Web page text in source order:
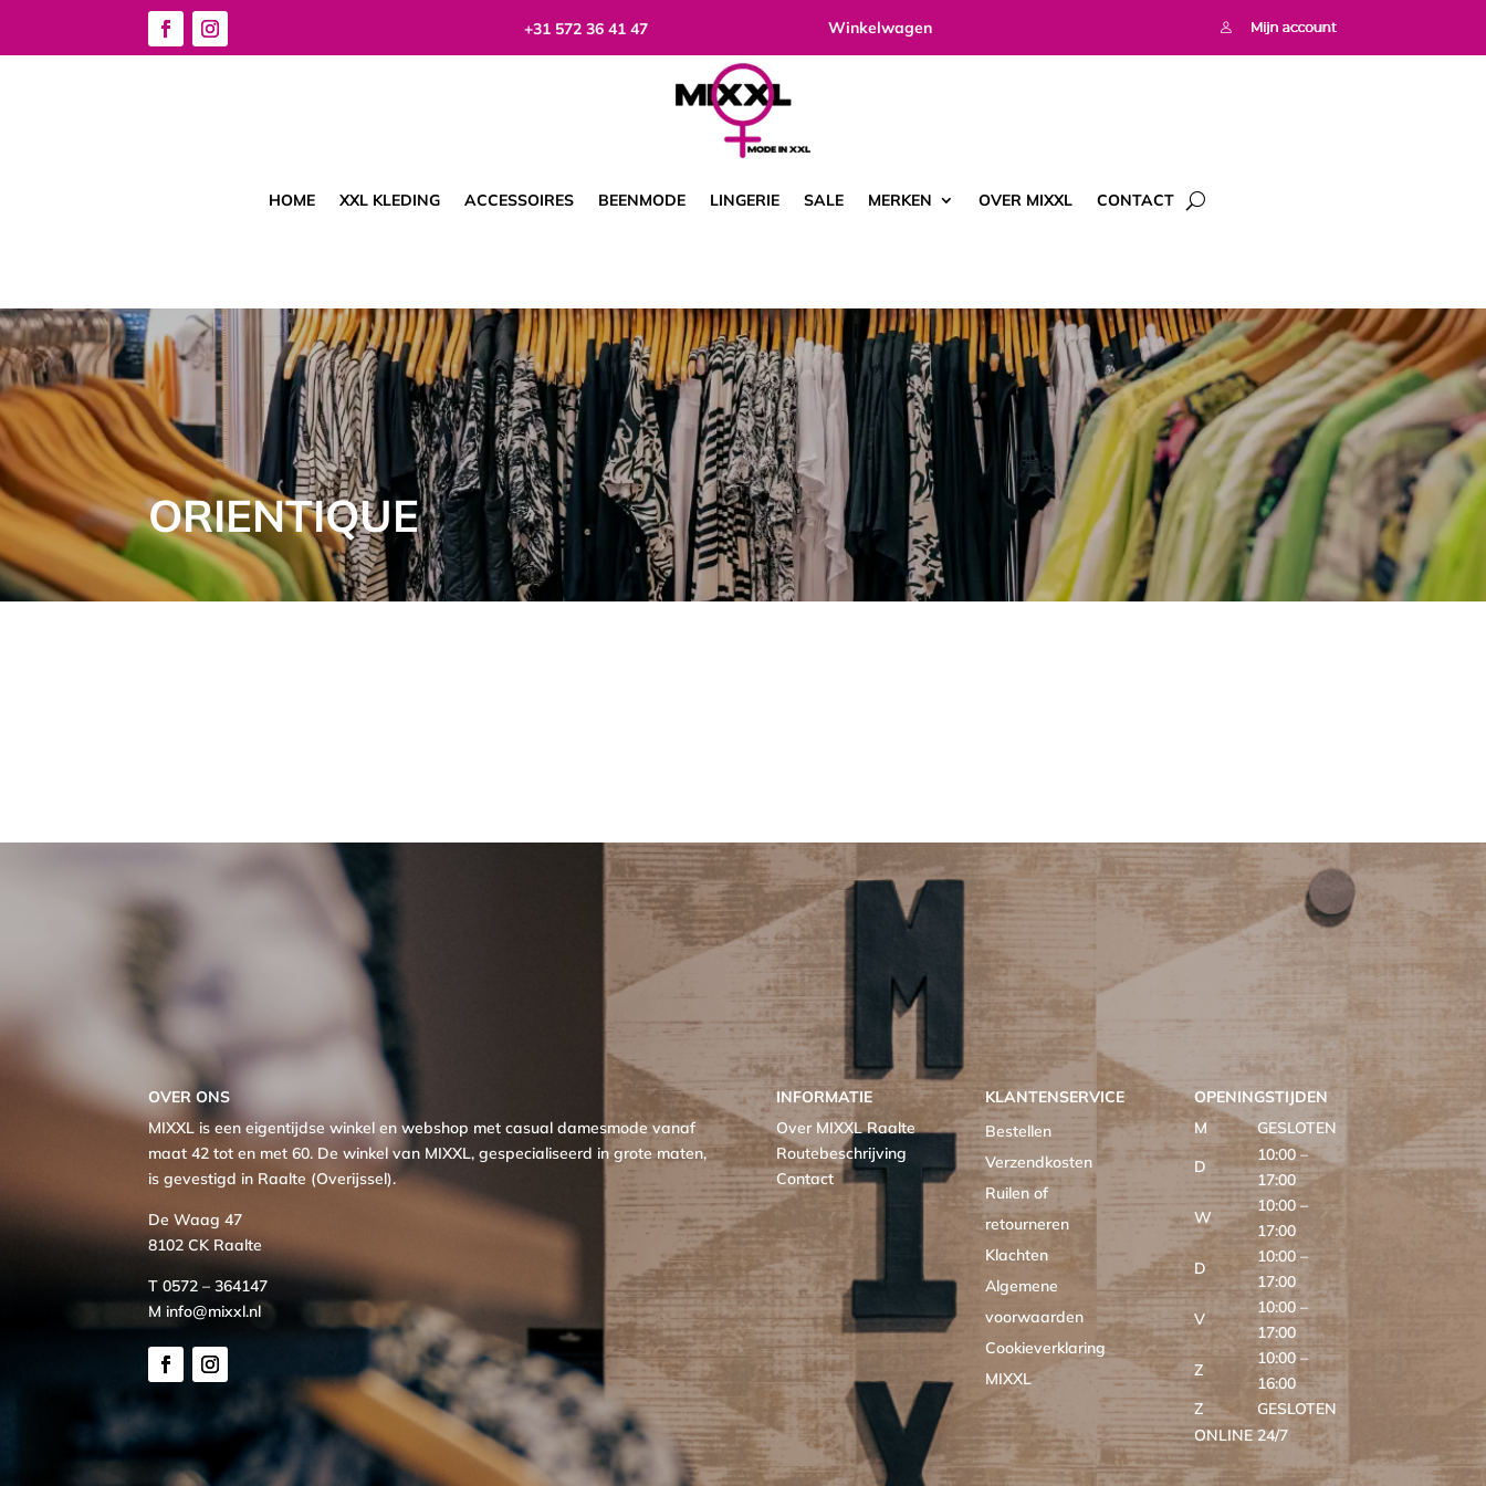
+31 572 36 41 47 Winkelwagen
HOME XXL KLEDING ACCESSOIRES BEENMODE LINGERIE SALE MERKEN OVER MIXXL CONTACT
ORIENTIQUE
OVER ONS
MIXXL is een eigentijdse winkel en webshop met casual damesmode vanaf
maat 42 tot en met 60. De winkel van MIXXL, gespecialiseerd in grote maten,
is gevestigd in Raalte (Overijssel).
De Waag 47
8102 CK Raalte
T 0572 – 364147
M info@mixxl.nl
INFORMATIE
Over MIXXL Raalte
Routebeschrijving
Contact
KLANTENSERVICE
Bestellen
Verzendkosten
Ruilen of
retourneren
Klachten
Algemene
voorwaarden
Cookieverklaring
MIXXL
OPENINGSTIJDEN
M
GESLOTEN
D
10:00 –
17:00
W
10:00 –
17:00
D
10:00 –
17:00
V
10:00 –
17:00
Z
10:00 –
16:00
Z
GESLOTEN
ONLINE 24/7